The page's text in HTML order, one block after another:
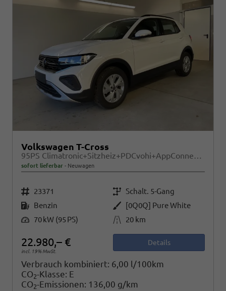
Volkswagen T-Cross
95PS Climatronic+Sitzheiz+PDCvohi+AppConnect+Side+TravelAssist+ACC
sofort lieferbar Neuwagen
Fahrzeugnr. 23371 Getriebe Schalt. 5-Gang
Kraftstoff Benzin Außenfarbe
[0Q0Q] Pure White
Leistung 70 kW (95 PS) Kilometerstand 20 km
22.980,– €
incl. 19% MwSt.
Details
Verbrauch kombiniert: 6,00 l/100km
CO2-Klasse: E
CO2-Emissionen: 136,00 g/km